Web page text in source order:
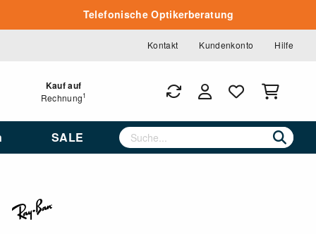
Telefonische Optikerberatung
Kontakt Kundenkonto Hilfe
Kauf auf
Rechnung1
SALE